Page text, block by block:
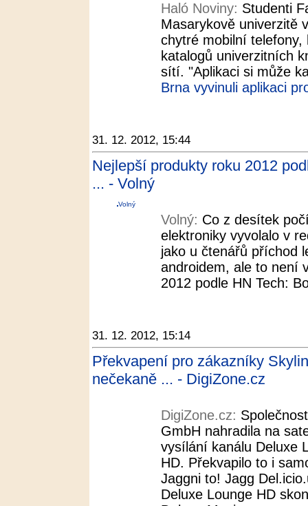
Haló Noviny: Studenti
Masarykově univerzitě
chytré mobilní
katalogů univerzitních
sítí. "Aplikaci si může
Brna vyvinuli aplikaci
31. 12. 2012, 15:44
Nejlepší produkty roku 2012
... - Volný
Volný
Volný: Co z desítek
elektroniky vyvolalo v
jako u čtenářů příchod
androidem, ale to není
2012 podle HN Tech:
31. 12. 2012, 15:14
Překvapení pro zákazníky
nečekaně ... - DigiZone.cz
DigiZone.cz:
GmbH nahradila na
vysílání kanálu Deluxe
HD. Překvapilo to i
Jaggni to! Jagg
Deluxe Lounge HD